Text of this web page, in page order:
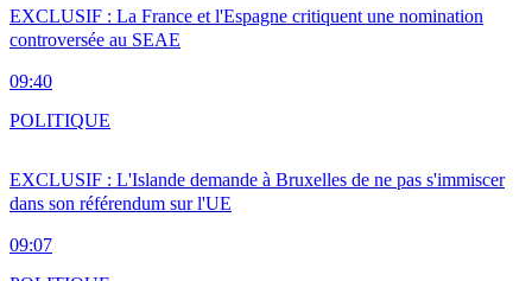
EXCLUSIF : La France et l'Espagne critiquent une nomination
controversée au SEAE
09:40
EXCLUSIF : L'Islande demande à Bruxelles de ne pas s'immiscer
dans son référendum sur l'UE
09:07
POLITIQUE